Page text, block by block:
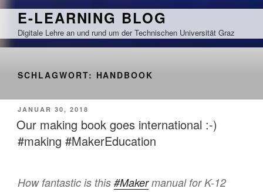
Zum
springen
E-LEARNING BLOG
Digitale Lehre an und rund um der Technischen Universität Graz
SCHLAGWORT: HANDBOOK
VERÖFFENTLICHT
AM
JANUAR 30, 2018
Our making book goes international :-)
#making #MakerEducation
How fantastic is this #Makermanual for K-12